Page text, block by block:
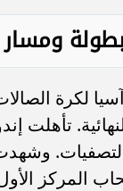
المركز